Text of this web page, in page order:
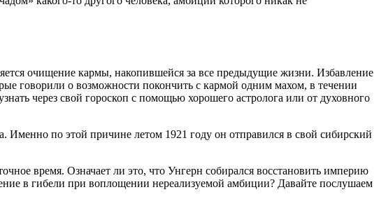
очищение кармы, накопившейся за все предыдущие жизни. Избавление
говорили о возможности покончить с кармой одним махом, в течении
через свой гороскоп с помощью хорошего астролога или от духовного
Именно по этой причине летом 1921 году он отправился в свой сибирский
время. Означает ли это, что Унгерн собирался восстановить империю
в гибели при воплощении нереализуемой амбиции? Давайте послушаем